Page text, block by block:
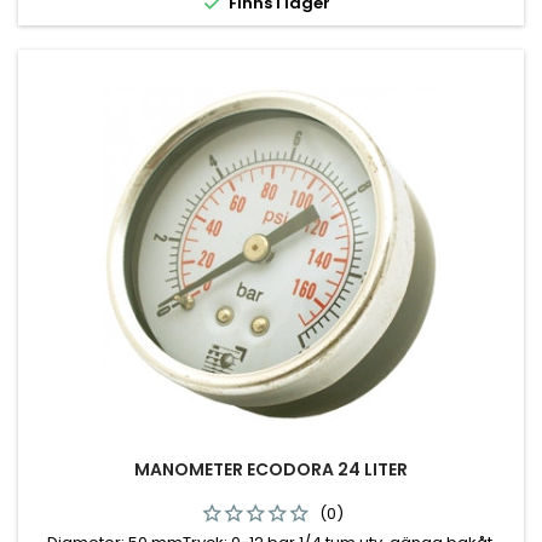
MANOMETER ECODORA 24 LITER
(0)